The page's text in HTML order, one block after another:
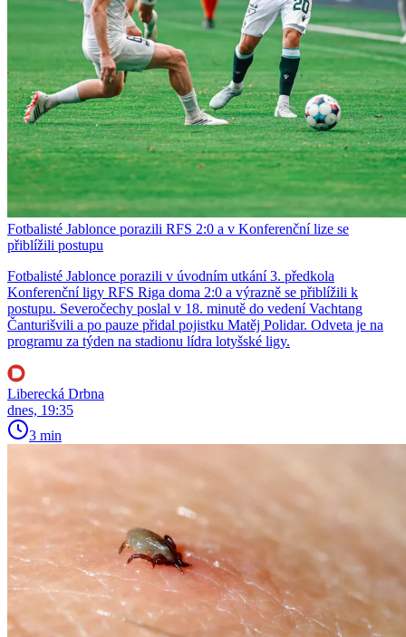
Fotbalisté Jablonce porazili RFS 2:0 a v Konferenční lize se
přiblížili postupu
Fotbalisté Jablonce porazili v úvodním utkání 3. předkola
Konferenční ligy RFS Riga doma 2:0 a výrazně se přiblížili k
postupu. Severočechy poslal v 18. minutě do vedení Vachtang
Čanturišvili a po pauze přidal pojistku Matěj Polidar. Odveta je na
programu za týden na stadionu lídra lotyšské ligy.
Liberecká Drbna
dnes, 19:35
3 min